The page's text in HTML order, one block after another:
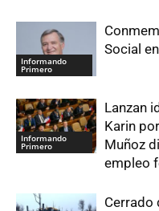
Informando
Primero
Social
Informando
Primero
Lanzan
Karin
Muñoz
empleo
Cerrado